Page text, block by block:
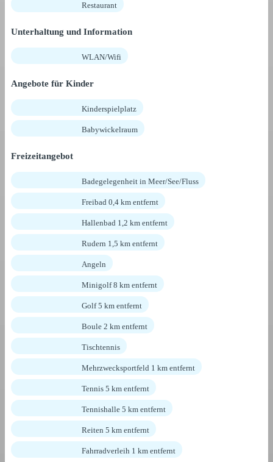
Restaurant
Unterhaltung und Information
WLAN/Wifi
Angebote für Kinder
Kinderspielplatz
Babywickelraum
Freizeitangebot
Badegelegenheit in Meer/See/Fluss
Freibad 0,4 km entfernt
Hallenbad 1,2 km entfernt
Rudern 1,5 km entfernt
Angeln
Minigolf 8 km entfernt
Golf 5 km entfernt
Boule 2 km entfernt
Tischtennis
Mehrzwecksportfeld 1 km entfernt
Tennis 5 km entfernt
Tennishalle 5 km entfernt
Reiten 5 km entfernt
Fahrradverleih 1 km entfernt